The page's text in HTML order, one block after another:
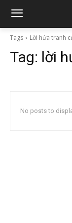
Tags Lời hứa tranh
Tag: lời
No posts to